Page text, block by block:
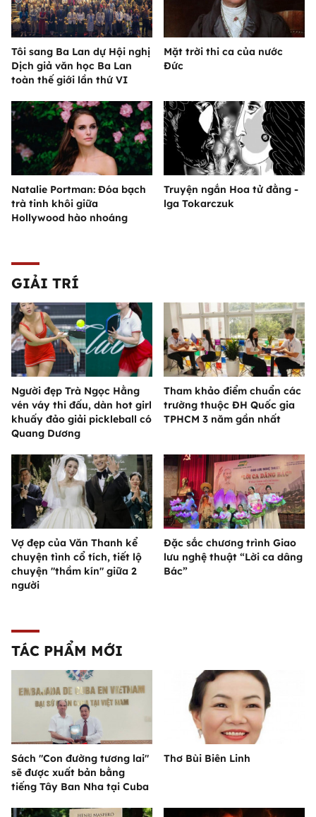
Tôi sang Ba Lan dự Hội nghị
Dịch giả văn học Ba Lan
toàn thế giới lần thứ VI
Mặt trời thi ca của nước
Đức
Natalie Portman: Đóa bạch
trà tinh khôi giữa
Hollywood hào nhoáng
Truyện ngắn Hoa tử đằng -
lga Tokarczuk
GIẢI TRÍ
Người đẹp Trà Ngọc Hằng
vén váy thi đấu, dàn hot girl
khuấy đảo giải pickleball có
Quang Dương
Tham khảo điểm chuẩn các
trường thuộc ĐH Quốc gia
TPHCM 3 năm gần nhất
Vợ đẹp của Văn Thanh kể
chuyện tình cổ tích, tiết lộ
chuyện "thầm kín" giữa 2
người
Đặc sắc chương trình Giao
lưu nghệ thuật “Lời ca dâng
Bác”
TÁC PHẨM MỚI
Sách "Con đường tương lai"
sẽ được xuất bản bằng
tiếng Tây Ban Nha tại Cuba
Thơ Bùi Biên Linh